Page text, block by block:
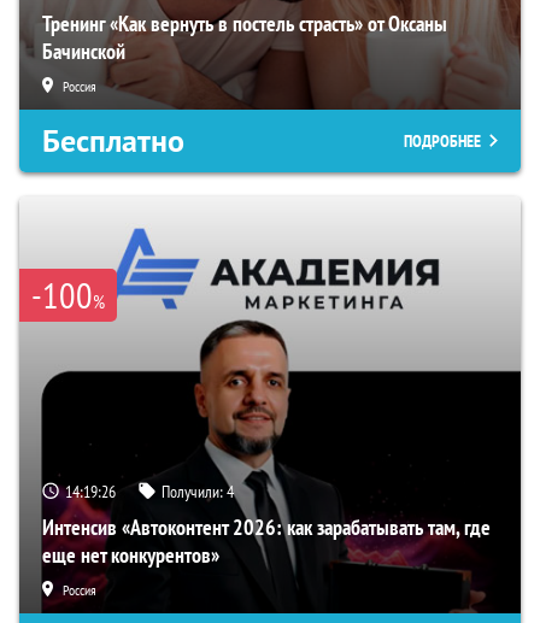
Тренинг «Как вернуть в постель страсть» от Оксаны
Бачинской
Россия
Бесплатно ПОДРОБНЕЕ
-100%
14:19:25 Получили:4
Интенсив «Автоконтент 2026: как зарабатывать там, где
еще нет конкурентов»
Россия